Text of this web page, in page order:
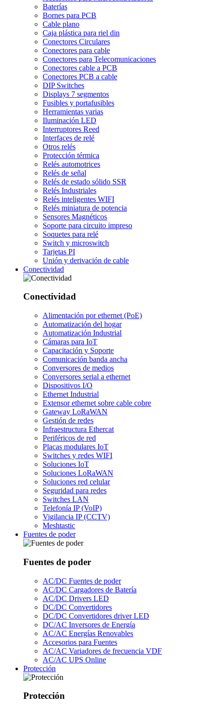
Baterías
Bornes para PCB
Cable plano
Caja plástica para riel din
Conectores Circulares
Conectores para cable
Conectores para Telecomunicaciones
Conectores cable a PCB
Conectores PCB a cable
DIP Switches
Displays 7 segmentos
Fusibles y portafusibles
Herramientas varias
Iluminación LED
Interruptores Reed
Interfaces de relé
Otros relés
Protección térmica
Relés automotrices
Relés de señal
Relés de estado sólido SSR
Relés Industriales
Relés inteligentes WIFI
Relés miniatura de potencia
Sensores Magnéticos
Soporte para circuito impreso
Soquetes para relé
Switch y microswitch
Tarjetas PI
Unión y derivación de cable
Conectividad
Conectividad
Alimentación por ethernet (PoE)
Automatización del hogar
Automatización Industrial
Cámaras para IoT
Capacitación y Soporte
Comunicación banda ancha
Conversores de medios
Conversores serial a ethernet
Dispositivos I/O
Ethernet Industrial
Extensor ethernet sobre cable cobre
Gateway LoRaWAN
Gestión de redes
Infraestructura Ethercat
Periféricos de red
Placas modulares IoT
Switches y redes WIFI
Soluciones IoT
Soluciones LoRaWAN
Soluciones red celular
Seguridad para redes
Switches LAN
Telefonía IP (VoIP)
Vigilancia IP (CCTV)
Meshtastic
Fuentes de poder
Fuentes de poder
AC/DC Fuentes de poder
AC/DC Cargadores de Batería
AC/DC Drivers LED
DC/DC Convertidores
DC/DC Convertidores driver LED
DC/AC Inversores de Energía
AC/AC Energías Renovables
Accesorios para Fuentes
AC/AC Variadores de frecuencia VDF
AC/AC UPS Online
Protección
Protección